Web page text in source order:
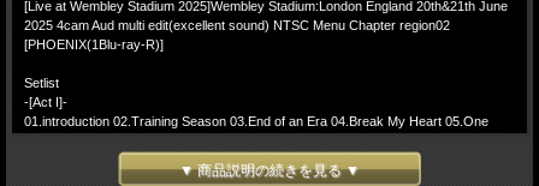
[Live at Wembley Stadium 2025]Wembley Stadium:London England 20th&21th June
2025 4cam Aud multi edit(excellent sound) NTSC Menu Chapter region02
[PHOENIX(1Blu-ray-R)]
Setlist
-[Act I]-
01.introduction 02.Training Season 03.End of an Era 04.Break My Heart 05.One
▼ 商品説明の続きを見る ▼